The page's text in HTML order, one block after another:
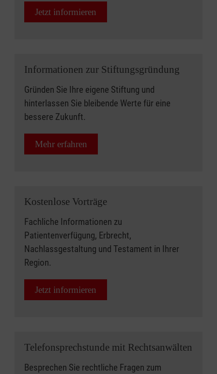
Jetzt informieren
Informationen zur Stiftungsgründung
Gründen Sie Ihre eigene Stiftung und
hinterlassen Sie bleibende Werte für eine
bessere Zukunft.
Mehr erfahren
Kostenlose Vorträge
Fachliche Informationen zu
Patientenverfügung, Erbrecht,
Nachlassgestaltung und Testament in Ihrer
Region.
Jetzt informieren
Telefonsprechstunde mit Rechtsanwälten
Besprechen Sie rechtliche Fragen zum